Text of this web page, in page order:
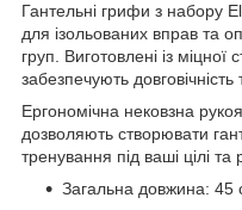
Гантельні грифи з набору
для ізольованих вправ та
груп. Виготовлені із міцної
забезпечують
Ергономічна нековзна
дозволяють створювати
тренування під ваші цілі та
Загальна довжина: 45